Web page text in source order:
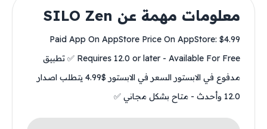
معلومات مهمة عن SILO Zen
Paid App On AppStore Price On AppStore: $4.99
Requires 12.0 or later - Available For Free ✅ تطبيق
مدفوع في الابستور السعر في الابستور $4.99 يتطلب اصدار
12.0 وأحدث - متاح بشكل مجاني ✅